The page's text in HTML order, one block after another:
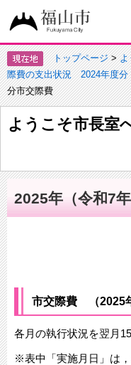
トップページ>
際費の支出状況 2024年度分
分市交際費
ようこそ市長室
2025年（令和7
市交際費 （2025
各月の執行状況を翌月
※表中「実施月日」は